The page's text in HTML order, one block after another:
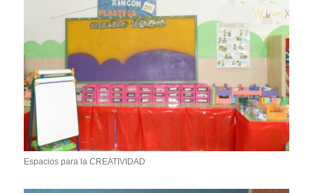
Espacios para la CREATIVIDAD